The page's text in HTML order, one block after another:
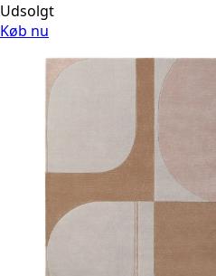
Udsolgt
Køb nu